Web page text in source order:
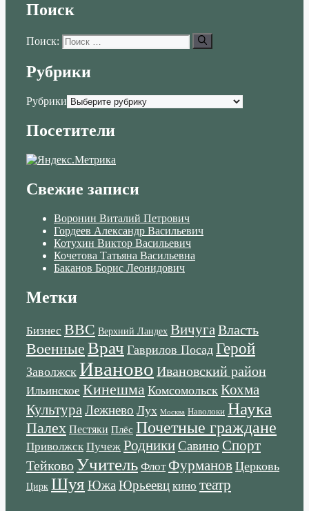
Поиск
Поиск:
Рубрики
Рубрики
Посетители
Свежие записи
Воронин Виталий Петрович
Гордеев Александр Васильевич
Котухин Виктор Васильевич
Кочетова Татьяна Васильевна
Баканов Борис Леонидович
Метки
Бизнес ВВС Верхний Ландех ВичугаВласть
Военные Врач Гаврилов Посад Герой
Заволжск Иваново Ивановский район
Ильинское Кинешма Комсомольск Кохма
Культура Лежнево Лух Москва Наволоки Наука
Палех Пестяки Плёс Почетные граждане
Приволжск Пучеж РодникиСавино Спорт
ТейковоУчитель Флот Фурманов Церковь
Цирк Шуя Южа Юрьеевц кино театр